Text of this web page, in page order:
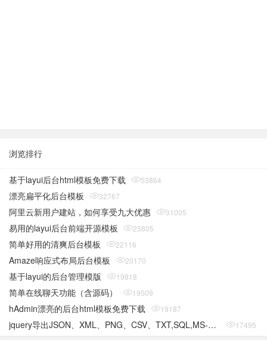
浏览排行
基于layui后台html模板免费下载 53864
漂亮扁平化后台模板 32767
阿里云新用户建站，如何享受九大优惠 31005
易用的layui后台前端开源模板 23805
简单好用的清爽后台模板 22116
Amaze响应式布局后台模板 20170
基于layui的后台管理模版 19818
简单在线聊天功能（含源码） 19509
hAdmin漂亮的后台html模板免费下载 19187
jquery导出JSON、XML、PNG、CSV、TXT,SQL,MS-Word,Ms-Excel Ms-Powerpoint、PDF插件 17495